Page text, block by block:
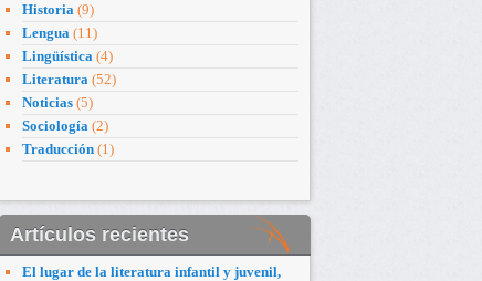
Historia (9)
Lengua (11)
Lingüística (4)
Literatura (52)
Noticias (5)
Sociología (2)
Traducción (1)
Artículos recientes
El lugar de la literatura infantil y juvenil,